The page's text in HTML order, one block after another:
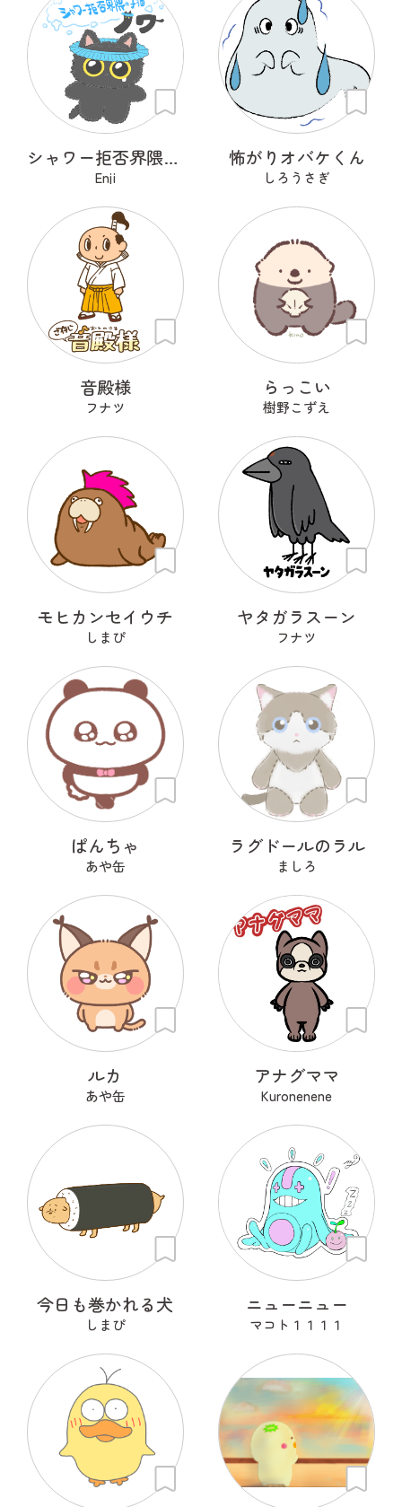
シャワー拒否界隈の子猫 ノワ
Enji
怖がりオバケくん
しろうさぎ
音殿様
フナツ
らっこい
樹野こずえ
モヒカンセイウチ
しまぴ
ヤタガラスーン
フナツ
ぱんちゃ
あや缶
ラグドールのラル
ましろ
ルカ
あや缶
アナグママ
Kuronenene
今日も巻かれる犬
しまぴ
ニューニュー
マコト１１１１